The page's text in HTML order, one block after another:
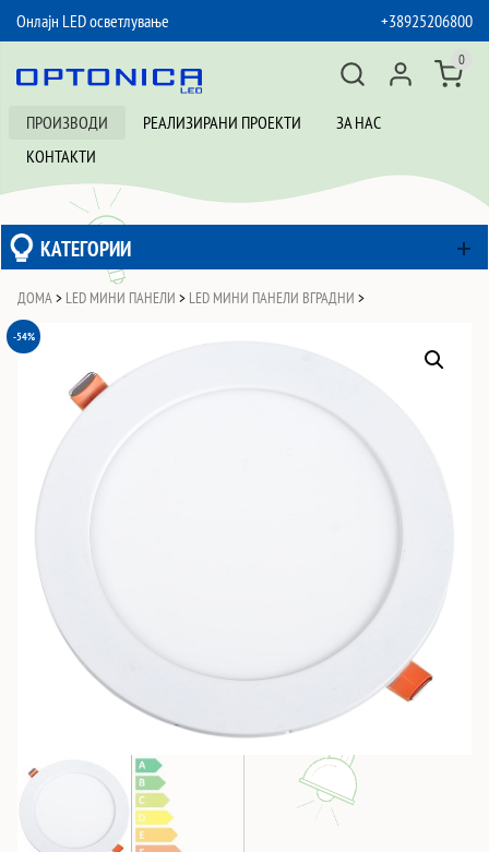
Онлајн LED осветлување
+38925206800
ПРОИЗВОДИ РЕАЛИЗИРАНИ ПРОЕКТИ
ЗА НАС
КОНТАКТИ
0
КАТЕГОРИИ
ДОМА > LED МИНИ ПАНЕЛИ > LED МИНИ ПАНЕЛИ ВГРАДНИ >
-54%